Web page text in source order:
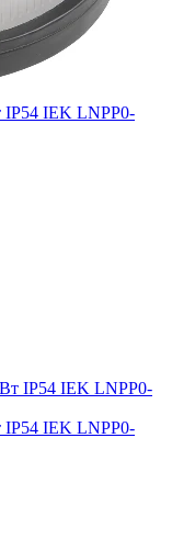
IEK LNPP0-
IEK LNPP0-